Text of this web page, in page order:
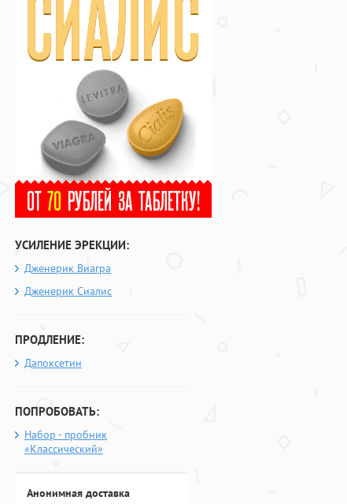
УСИЛЕНИЕ ЭРЕКЦИИ:
Дженерик Виагра
Дженерик Сиалис
ПРОДЛЕНИЕ:
Дапоксетин
ПОПРОБОВАТЬ:
Набор - пробник
«Классический»
Анонимная доставка